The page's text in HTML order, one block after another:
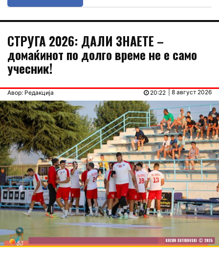
СТРУГА 2026: ДАЛИ ЗНАЕТЕ –
домаќинот по долго време не е само
учесник!
Авор: Редакција | 8 август 2026
20:22